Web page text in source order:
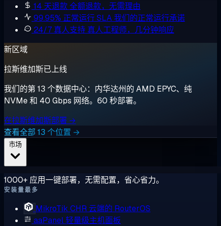
14 天退款全额退款，无需理由
99.95% 正常运行 SLA我们的正常运行承诺
24/7 真人支持 真人工程师，几分钟响应
新区域
拉斯维加斯已上线
我们的第 13 个数据中心：内华达州的 AMD EPYC、纯
NVMe 和 40 Gbps 网络。60 秒部署。
在拉斯维加斯部署 →
查看全部 13 个位置 →
1000+ 应用一键部署，无需配置，省心省力。
安装量最多
MikroTik CHR 云端的 RouterOS
aaPanel轻量级主机面板